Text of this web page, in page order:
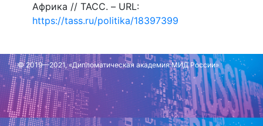
Африка // ТАСС. – URL:
https://tass.ru/politika/18397399
Обновлено: 24 августа 2023 г.
© 2019—2021, «Дипломатическая академия МИД России»